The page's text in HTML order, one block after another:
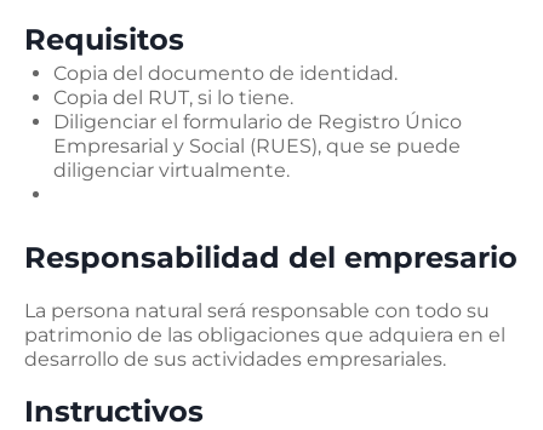
Requisitos
Copia del documento de identidad.
Copia del RUT, si lo tiene.
Diligenciar el formulario de Registro Único
Empresarial y Social (RUES), que se puede
diligenciar virtualmente.
Responsabilidad del empresario
La persona natural será responsable con todo su
patrimonio de las obligaciones que adquiera en el
desarrollo de sus actividades empresariales.
Instructivos